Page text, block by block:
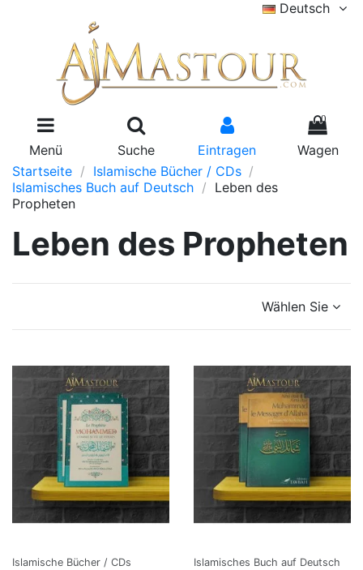
Deutsch
Menü Suche Eintragen
0
Wagen
Startseite
Islamische Bücher / CDs
Islamisches Buch auf Deutsch
Leben des
Propheten
Leben des Propheten
Wählen Sie
Islamische Bücher / CDs Islamisches Buch auf Deutsch